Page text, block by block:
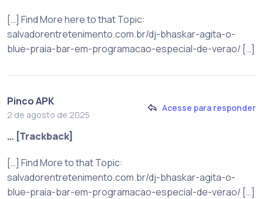
[…] Find More here to that Topic:
salvadorentretenimento.com.br/dj-bhaskar-agita-o-
blue-praia-bar-em-programacao-especial-de-verao/ […]
Pinco APK
2 de agosto de 2025
Acesse para responder
… [Trackback]
[…] Find More to that Topic:
salvadorentretenimento.com.br/dj-bhaskar-agita-o-
blue-praia-bar-em-programacao-especial-de-verao/ […]